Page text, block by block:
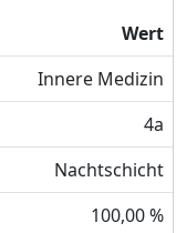
Wert
Innere Medizin
4a
Nachtschicht
100,00 %